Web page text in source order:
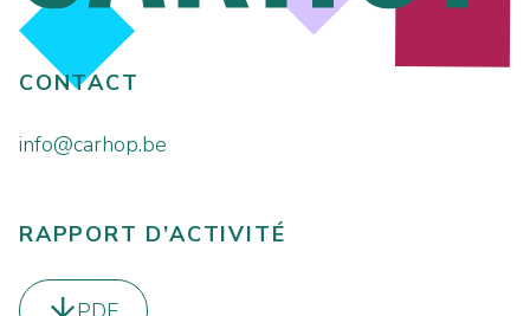
CONTACT
info@carhop.be
RAPPORT D’ACTIVITÉ